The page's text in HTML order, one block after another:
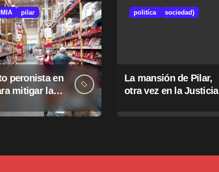
pilar
peronista en
mitigar la
politíca sociedad}
La mansión de Pilar,
otra vez en la Justicia